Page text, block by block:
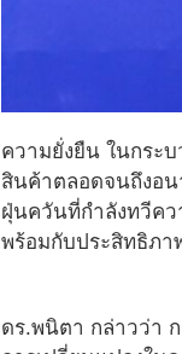
ความยั่งยืน ในกระ
สินค้าตลอดจนถึงอน
ฝุ่นควันที่กำลังทวีค
พร้อมกับประสิทธิภา
ดร.พนิตา กล่าวว่า